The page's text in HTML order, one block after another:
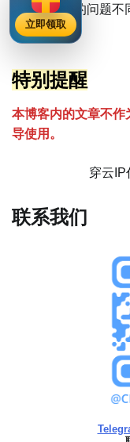
适合解决的问题
特别提醒
本博客内的文章不作
导使用。
穿云IP
联系我们
立即领取